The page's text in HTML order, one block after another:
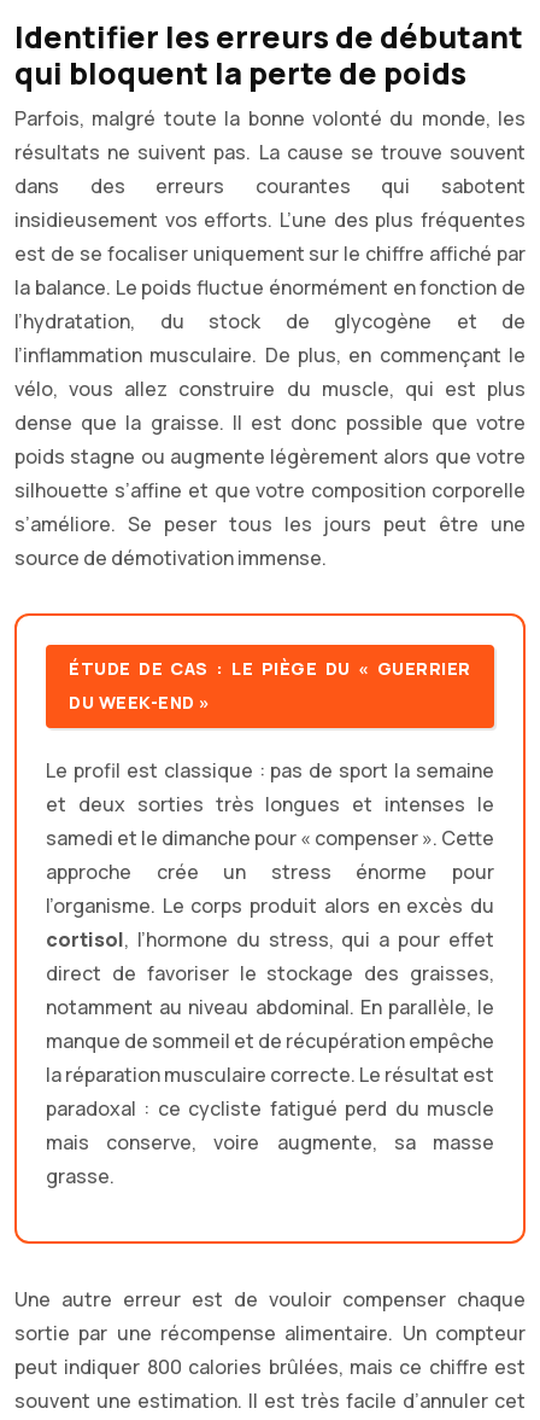
Identifier les erreurs de débutant
qui bloquent la perte de poids
Parfois, malgré toute la bonne volonté du monde, les
résultats ne suivent pas. La cause se trouve souvent
dans des erreurs courantes qui sabotent
insidieusement vos efforts. L’une des plus fréquentes
est de se focaliser uniquement sur le chiffre affiché par
la balance. Le poids fluctue énormément en fonction de
l’hydratation, du stock de glycogène et de
l’inflammation musculaire. De plus, en commençant le
vélo, vous allez construire du muscle, qui est plus
dense que la graisse. Il est donc possible que votre
poids stagne ou augmente légèrement alors que votre
silhouette s’affine et que votre composition corporelle
s’améliore. Se peser tous les jours peut être une
source de démotivation immense.
ÉTUDE DE CAS : LE PIÈGE DU « GUERRIER
DU WEEK-END »
Le profil est classique : pas de sport la semaine
et deux sorties très longues et intenses le
samedi et le dimanche pour « compenser ». Cette
approche crée un stress énorme pour
l’organisme. Le corps produit alors en excès du
cortisol, l’hormone du stress, qui a pour effet
direct de favoriser le stockage des graisses,
notamment au niveau abdominal. En parallèle, le
manque de sommeil et de récupération empêche
la réparation musculaire correcte. Le résultat est
paradoxal : ce cycliste fatigué perd du muscle
mais conserve, voire augmente, sa masse
grasse.
Une autre erreur est de vouloir compenser chaque
sortie par une récompense alimentaire. Un compteur
peut indiquer 800 calories brûlées, mais ce chiffre est
souvent une estimation. Il est très facile d’annuler cet